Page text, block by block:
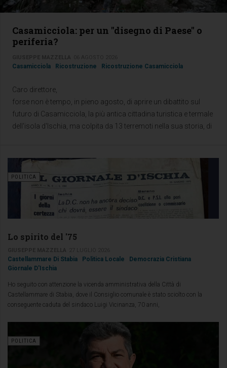
Casamicciola: per un "disegno di Paese" o
periferia?
Casamicciola Ricostruzione Ricostruzione Casamicciola
Caro direttore,
forse non è tempo, in pieno agosto, di aprire un dibattito sul
futuro di Casamicciola, la più antica cittadina turistica e termale
dell'isola d'Ischia, ma colpita da 13 terremoti nella sua storia, di
POLITICA
Lo spirito del '75
Castellammare Di Stabia Politica Locale
Democrazia Cristiana
Giornale D'Ischia
Ho seguito con attenzione la vicenda amministrativa della Città di
Castellammare di Stabia, dove il Consiglio comunale è stato sciolto con la
conseguente caduta del sindaco Luigi Vicinanza, 70 anni,
POLITICA